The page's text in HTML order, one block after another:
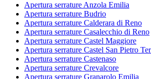
Apertura serrature Anzola Emilia
Apertura serrature Budrio
Apertura serrature Calderara di Reno
Apertura serrature Casalecchio di Reno
Apertura serrature Castel Maggiore
Apertura serrature Castel San Pietro
Apertura serrature Castenaso
Apertura serrature Crevalcore
Apertura serrature Granarolo Emilia